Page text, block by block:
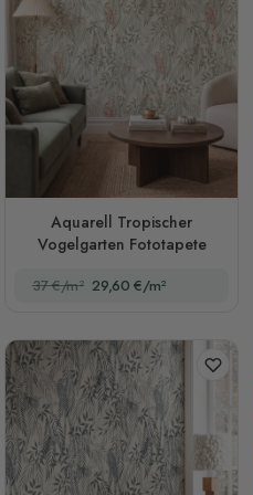
Aquarell Tropischer
Vogelgarten Fototapete
37 €/m² 29,60 €/m²